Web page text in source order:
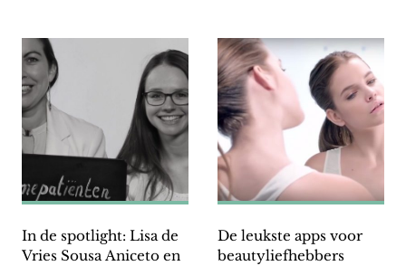
In de spotlight: Lisa de
Vries Sousa Aniceto en
De leukste apps voor
beautyliefhebbers